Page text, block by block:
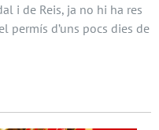
i de Reis, ja no hi ha res
permís d’uns pocs dies de